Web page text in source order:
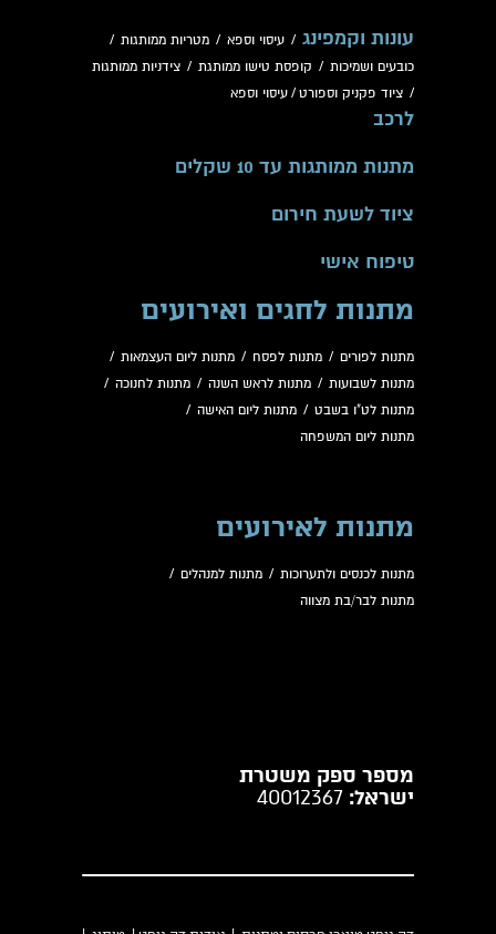
עונות וקמפינג / עיסוי וספא / מטריות ממותגות /
כובעים ושמיכות / קופסת טישו ממותגת / צידניות ממותגות
/ ציוד פקניק וספורט / עיסוי וספא
לרכב
מתנות ממותגות עד 10 שקלים
ציוד לשעת חירום
טיפוח אישי
מתנות לחגים ואירועים
מתנות לפורים / מתנות לפסח / מתנות ליום העצמאות /
מתנות לשבועות / מתנות לראש השנה / מתנות לחנוכה /
מתנות לט"ו בשבט / מתנות ליום האישה /
מתנות ליום המשפחה
מתנות לאירועים
מתנות לכנסים ולתערוכות / מתנות למנהלים /
מתנות לבר/בת מצווה
מספר ספק משטרת
ישראל: